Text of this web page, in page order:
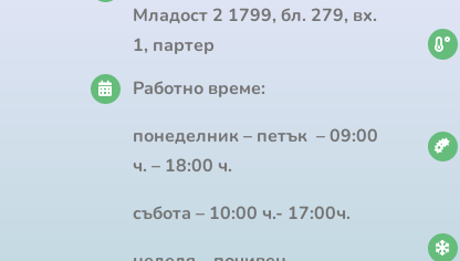
Младост 2 1799, бл. 279, вх.
1, партер
Работно време:
понеделник – петък – 09:00
ч. – 18:00 ч.
събота – 10:00 ч.- 17:00ч.